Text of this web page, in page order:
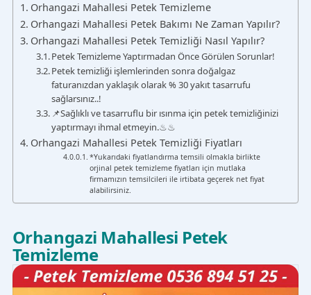
Orhangazi Mahallesi Petek Temizleme
Orhangazi Mahallesi Petek Bakımı Ne Zaman Yapılır?
Orhangazi Mahallesi Petek Temizliği Nasıl Yapılır?
Petek Temizleme Yaptırmadan Önce Görülen Sorunlar!
Petek temizliği işlemlerinden sonra doğalgaz
faturanızdan yaklaşık olarak % 30 yakıt tasarrufu
sağlarsınız..!
📌Sağlıklı ve tasarruflu bir ısınma için petek temizliğinizi
yaptırmayı ihmal etmeyin.♨♨
Orhangazi Mahallesi Petek Temizliği Fiyatları
*Yukarıdaki fiyatlandırma temsili olmakla birlikte
orjinal petek temizleme fiyatları için mutlaka
firmamızın temsilcileri ile irtibata geçerek net fiyat
alabilirsiniz.
Orhangazi Mahallesi Petek
Temizleme